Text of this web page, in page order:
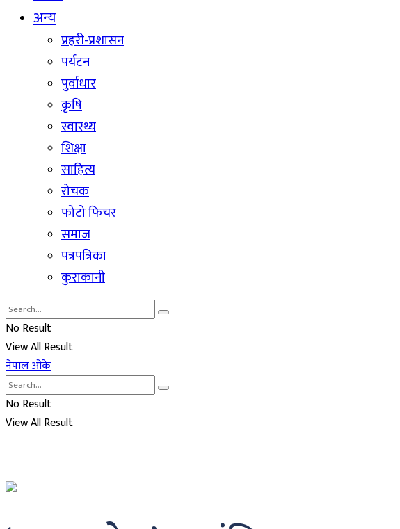
अन्य
प्रहरी-प्रशासन
पर्यटन
पुर्वाधार
कृषि
स्वास्थ्य
शिक्षा
साहित्य
रोचक
फोटो फिचर
समाज
पत्रपत्रिका
कुराकानी
No Result
View All Result
नेपाल ओके
No Result
View All Result